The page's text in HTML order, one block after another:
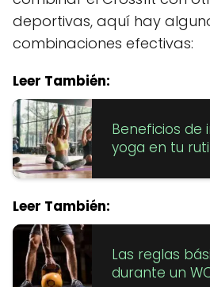
deportivas, aquí hay
combinaciones efectivas:
Leer También:
Beneficios de
yoga en tu
Leer También:
Las reglas
durante un